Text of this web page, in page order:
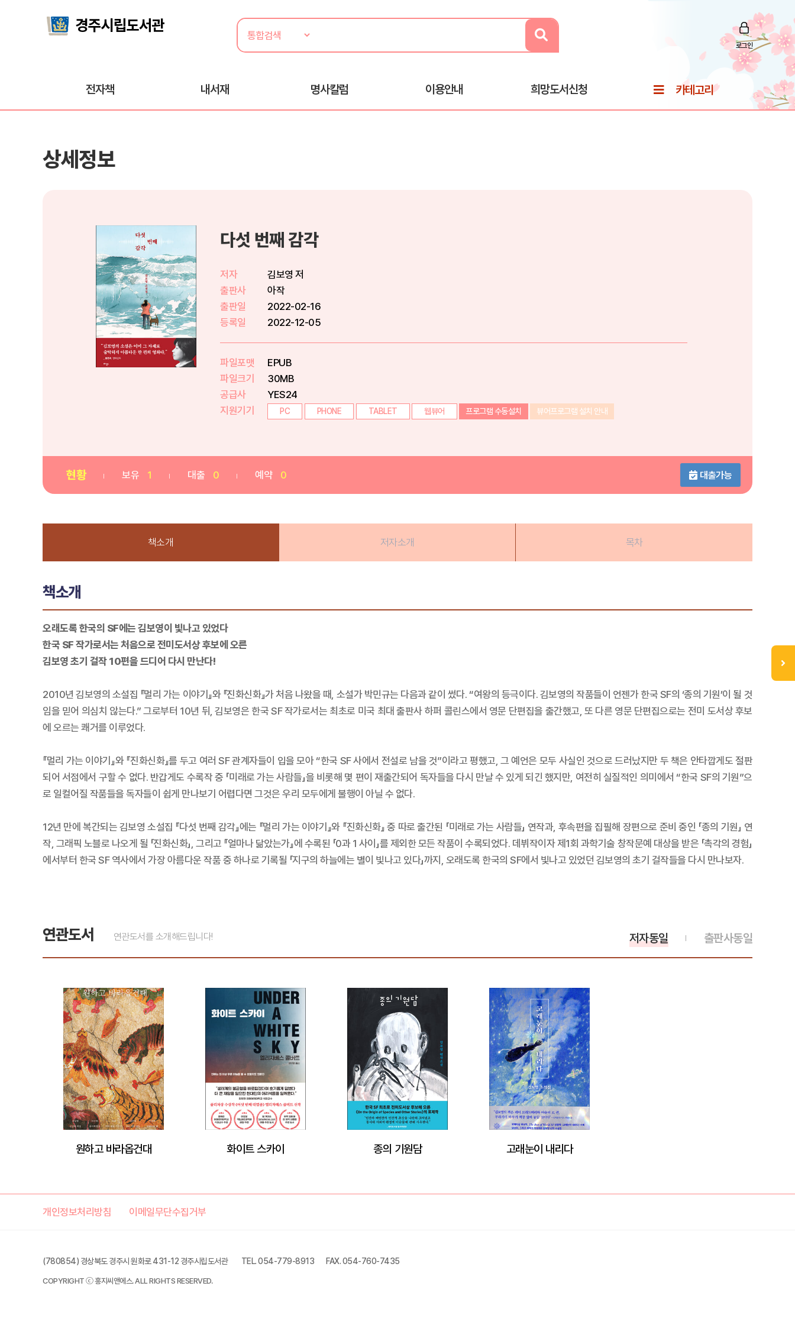
로그인
전자책 내서재 명사칼럼 이용안내 희망도서신청 카테고리
상세정보
다섯 번째 감각
저자
김보영 저
출판사
아작
출판일
2022-02-16
등록일
2022-12-05
파일포맷
EPUB
파일크기
30MB
공급사
YES24
지원기기
PC PHONE TABLET 웹뷰어 프로그램 수동설치 뷰어프로그램 설치 안내
현황 보유 1 대출 0 예약 0 대출가능
책소개 저자소개 목차
책소개
오래도록 한국의 SF에는 김보영이 빛나고 있었다
한국 SF 작가로서는 처음으로 전미도서상 후보에 오른
김보영 초기 걸작 10편을 드디어 다시 만난다!
2010년 김보영의 소설집 『멀리 가는 이야기』와 『진화신화』가 처음 나왔을 때, 소설가 박민규는 다음과 같이 썼다. “여왕의 등극이다. 김보영의 작품들이 언젠가 한국 SF의 ‘종의 기원’이 될 것
임을 믿어 의심치 않는다.” 그로부터 10년 뒤, 김보영은 한국 SF 작가로서는 최초로 미국 최대 출판사 하퍼 콜린스에서 영문 단편집을 출간했고, 또 다른 영문 단편집으로는 전미 도서상 후보
에 오르는 쾌거를 이루었다.
『멀리 가는 이야기』와 『진화신화』를 두고 여러 SF 관계자들이 입을 모아 “한국 SF 사에서 전설로 남을 것”이라고 평했고, 그 예언은 모두 사실인 것으로 드러났지만 두 책은 안타깝게도 절판
되어 서점에서 구할 수 없다. 반갑게도 수록작 중 「미래로 가는 사람들」을 비롯해 몇 편이 재출간되어 독자들을 다시 만날 수 있게 되긴 했지만, 여전히 실질적인 의미에서 “한국 SF의 기원”으
로 일컬어질 작품들을 독자들이 쉽게 만나보기 어렵다면 그것은 우리 모두에게 불행이 아닐 수 없다.
12년 만에 복간되는 김보영 소설집 『다섯 번째 감각』에는 『멀리 가는 이야기』와 『진화신화』 중 따로 출간된 「미래로 가는 사람들」 연작과, 후속편을 집필해 장편으로 준비 중인 「종의 기원」 연
작, 그래픽 노블로 나오게 될 「진화신화」, 그리고 『얼마나 닮았는가』에 수록된 「0과 1 사이」를 제외한 모든 작품이 수록되었다. 데뷔작이자 제1회 과학기술 창작문예 대상을 받은 「촉각의 경험」
에서부터 한국 SF 역사에서 가장 아름다운 작품 중 하나로 기록될 「지구의 하늘에는 별이 빛나고 있다」까지, 오래도록 한국의 SF에서 빛나고 있었던 김보영의 초기 걸작들을 다시 만나보자.
연관도서 연관도서를 소개해드립니다! 출판사동일
저자동일
원하고 바라옵건대 화이트 스카이 종의 기원담 고래눈이 내리다
개인정보처리방침 이메일무단수집거부
(780854) 경상북도 경주시 원화로 431-12 경주시립도서관 TEL. 054-779-8913 FAX. 054-760-7435
COPYRIGHT ⓒ 홍지씨앤에스. ALL RIGHTS RESERVED.